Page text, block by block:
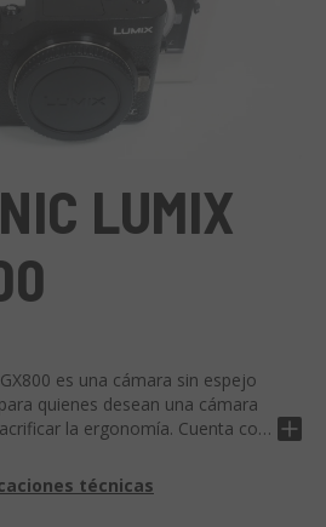
LUMIX
es una cámara sin espejo
quienes desean una cámara
la ergonomía. Cuenta con
videos Full HD, una pantalla
con NFC. Además, ofrece la
técnicas